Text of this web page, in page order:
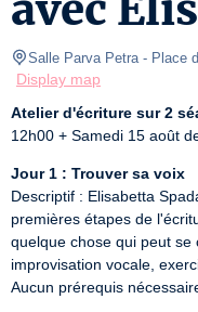
Salle Parva Petra - Place
Display map
Atelier d'écriture sur 2
12h00 + Samedi 15 août
Jour 1 : Trouver sa voix
Descriptif : Elisabetta
premières étapes de
quelque chose qui peut se
improvisation vocale,
Aucun prérequis